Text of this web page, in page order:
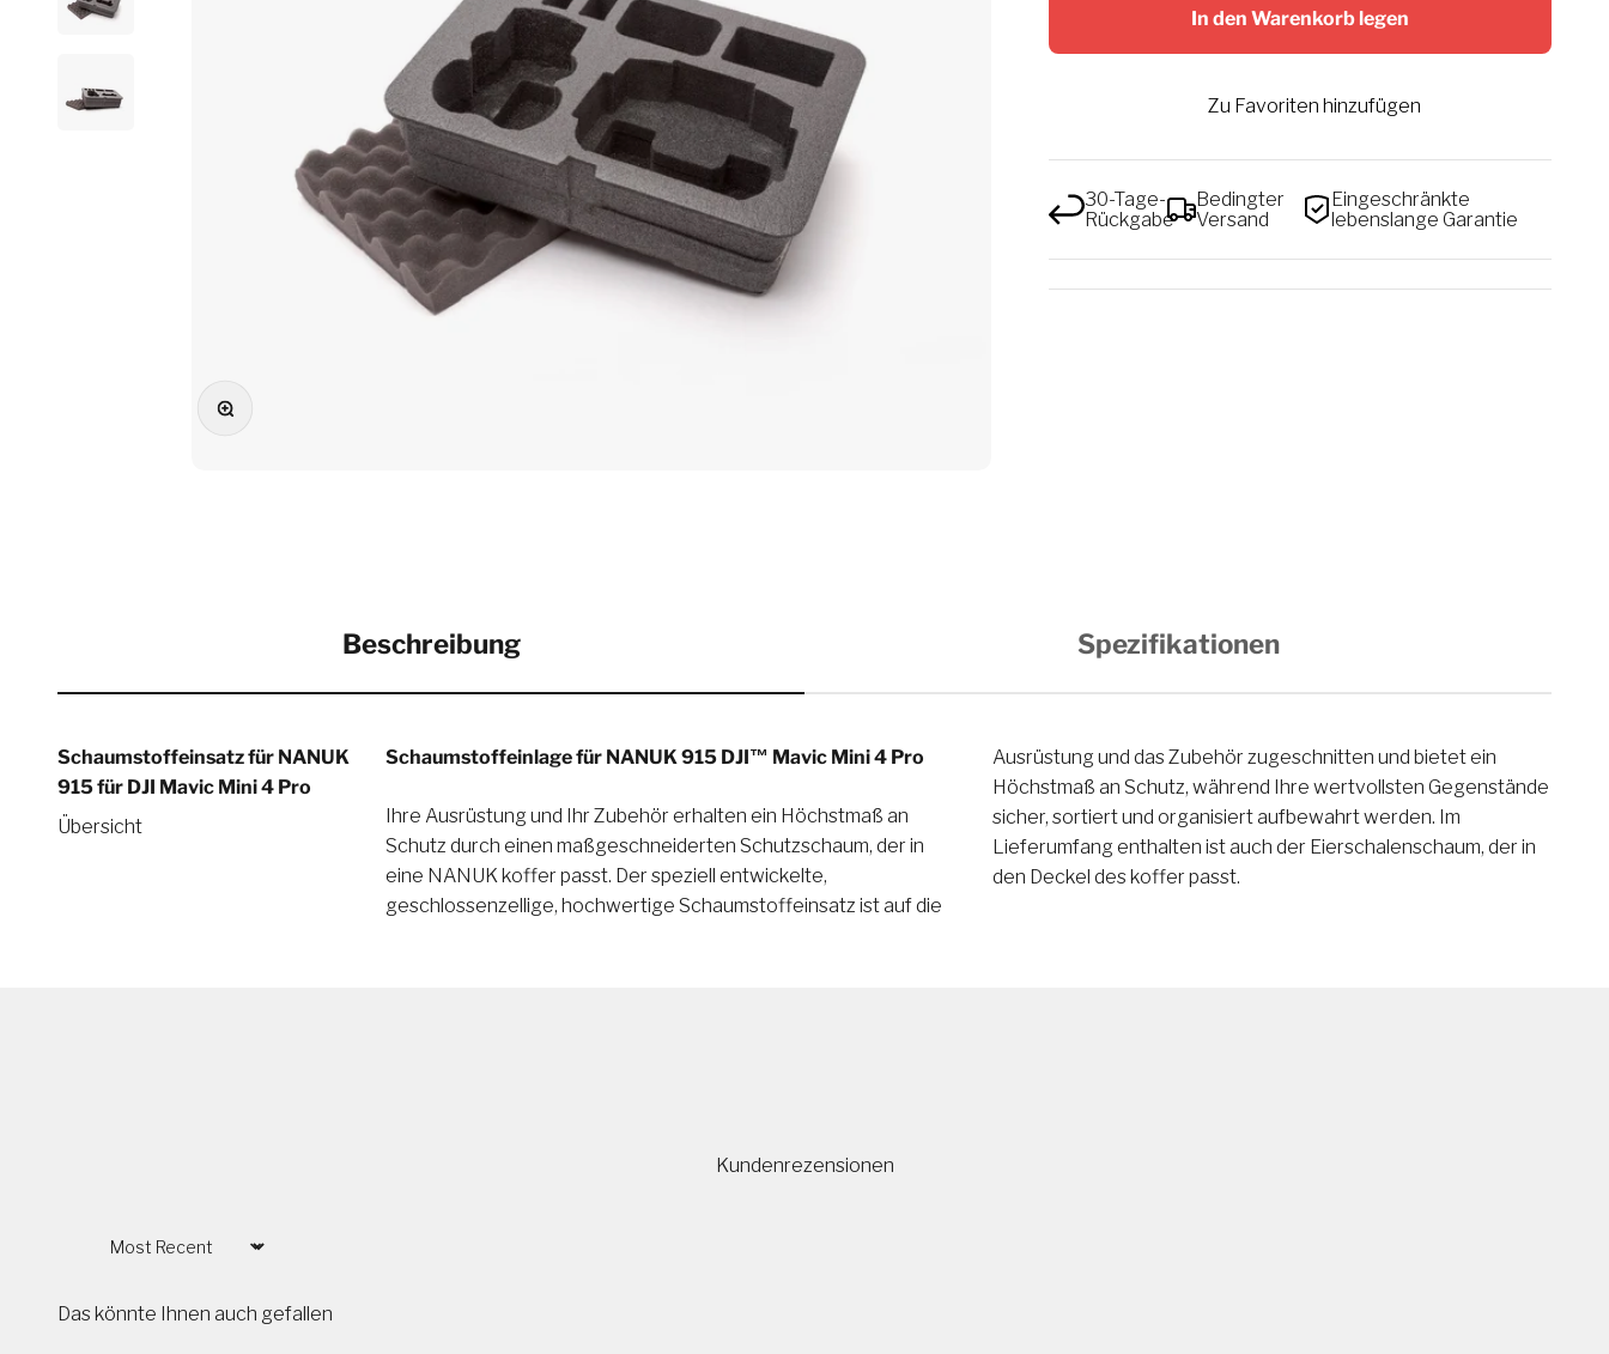
Vergrößern
In den Warenkorb legen
Zu Favoriten hinzufügen
30-Tage-
Rückgabe
Bedingter
Versand
Eingeschränkte
lebenslange Garantie
Beschreibung
Schaumstoffeinsatz für NANUK
915 für DJI Mavic Mini 4 Pro
Übersicht
Schaumstoffeinlage für NANUK 915 DJI™ Mavic Mini 4 Pro
Ihre Ausrüstung und Ihr Zubehör erhalten ein Höchstmaß an
Schutz durch einen maßgeschneiderten Schutzschaum, der in
eine NANUK koffer passt. Der speziell entwickelte,
geschlossenzellige, hochwertige Schaumstoffeinsatz ist auf die
Ausrüstung und das Zubehör zugeschnitten und bietet ein
Höchstmaß an Schutz, während Ihre wertvollsten Gegenstände
sicher, sortiert und organisiert aufbewahrt werden. Im
Lieferumfang enthalten ist auch der Eierschalenschaum, der in
den Deckel des koffer passt.
Spezifikationen
Kundenrezensionen
Sort by
Das könnte Ihnen auch gefallen